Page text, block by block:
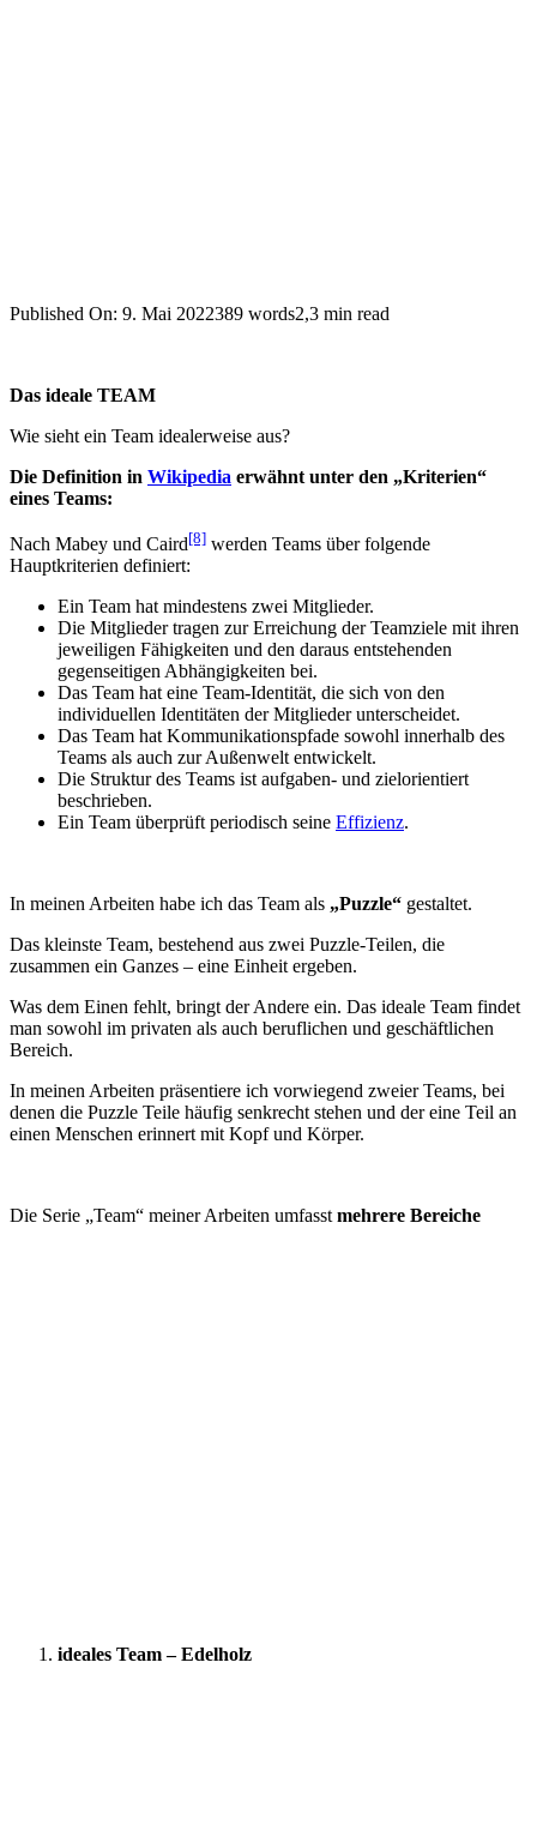
Published On: 9. Mai 2022389 words2,3 min read
Das ideale TEAM
Wie sieht ein Team idealerweise aus?
Die Definition in Wikipedia erwähnt unter den „Kriterien“
eines Teams:
Nach Mabey und Caird[8] werden Teams über folgende
Hauptkriterien definiert:
Ein Team hat mindestens zwei Mitglieder.
Die Mitglieder tragen zur Erreichung der Teamziele mit ihren
jeweiligen Fähigkeiten und den daraus entstehenden
gegenseitigen Abhängigkeiten bei.
Das Team hat eine Team-Identität, die sich von den
individuellen Identitäten der Mitglieder unterscheidet.
Das Team hat Kommunikationspfade sowohl innerhalb des
Teams als auch zur Außenwelt entwickelt.
Die Struktur des Teams ist aufgaben- und zielorientiert
beschrieben.
Ein Team überprüft periodisch seine Effizienz.
In meinen Arbeiten habe ich das Team als „Puzzle“ gestaltet.
Das kleinste Team, bestehend aus zwei Puzzle-Teilen, die
zusammen ein Ganzes – eine Einheit ergeben.
Was dem Einen fehlt, bringt der Andere ein. Das ideale Team findet
man sowohl im privaten als auch beruflichen und geschäftlichen
Bereich.
In meinen Arbeiten präsentiere ich vorwiegend zweier Teams, bei
denen die Puzzle Teile häufig senkrecht stehen und der eine Teil an
einen Menschen erinnert mit Kopf und Körper.
Die Serie „Team“ meiner Arbeiten umfasst mehrere Bereiche
ideales Team – Edelholz